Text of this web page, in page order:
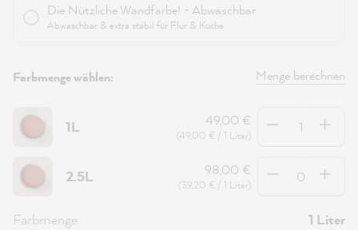
Die Nützliche Wandfarbe! - Abwaschbar
Abwaschbar & extra stabil für Flur & Küche
Farbmenge wählen: Menge berechnen
1L 49,00 €
(49,00 € / 1 Liter)
2.5L 98,00 €
(39,20 € / 1 Liter)
Farbmenge
1 Liter